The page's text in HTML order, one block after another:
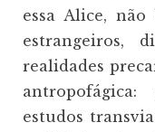
essa Alice, não
estrangeiros,
realidades
estudos